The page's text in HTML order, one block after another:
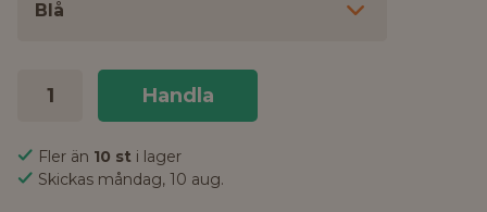
Blå
Handla
Fler än 10 st i lager
Skickas måndag, 10 aug.